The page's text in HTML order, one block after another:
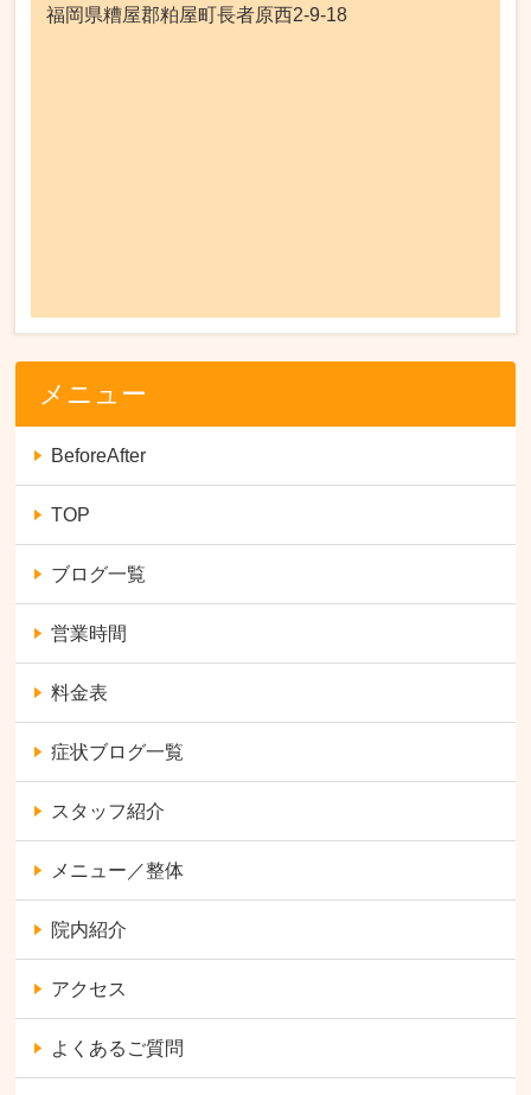
福岡県糟屋郡粕屋町長者原西2-9-18
メニュー
BeforeAfter
TOP
ブログ一覧
営業時間
料金表
症状ブログ一覧
スタッフ紹介
メニュー／整体
院内紹介
アクセス
よくあるご質問